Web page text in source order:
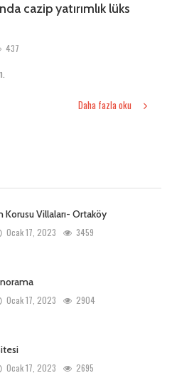
cazip yatırımlık lüks
437
Daha fazla oku
Korusu Villaları- Ortaköy
Ocak 17, 2023 3459
Ocak 17, 2023 2904
Ocak 17, 2023 2695